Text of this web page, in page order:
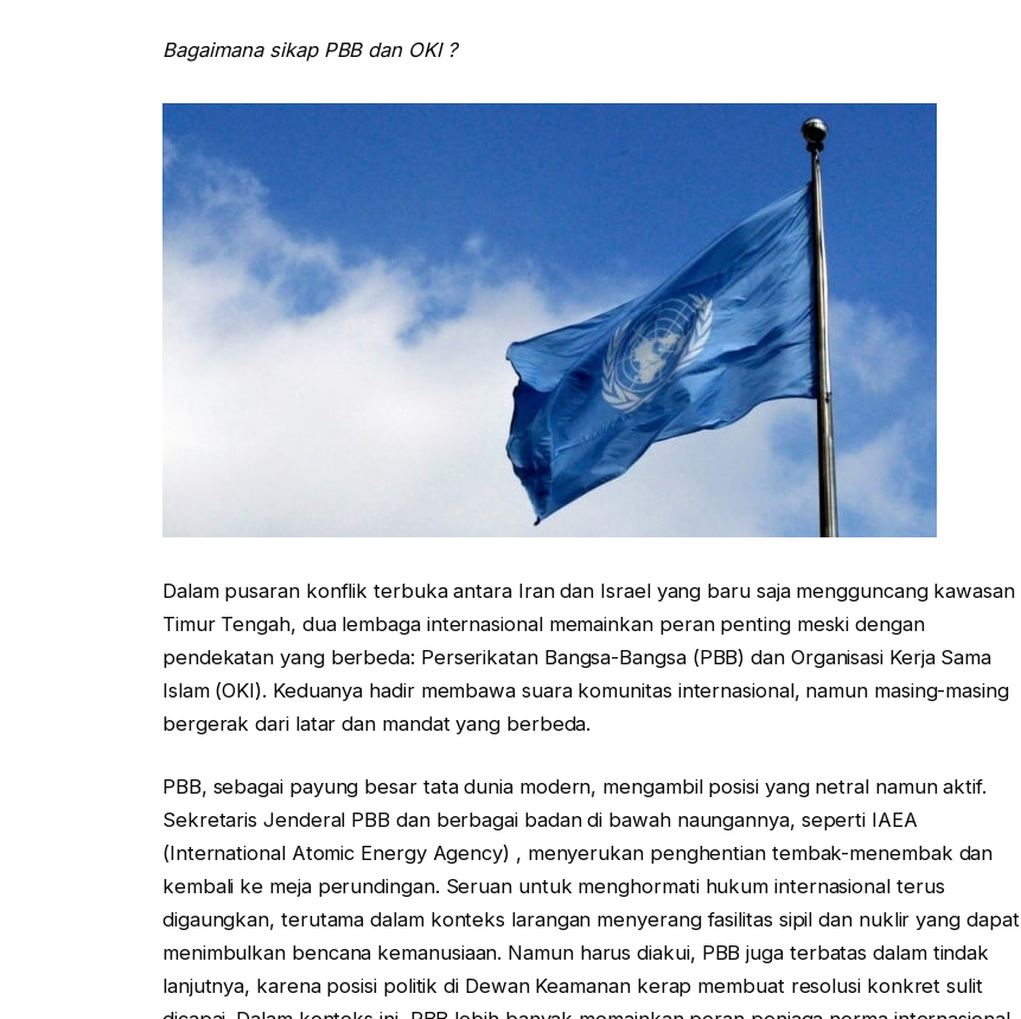
Bagaimana sikap PBB dan OKI ?
Dalam pusaran konflik terbuka antara Iran dan Israel yang baru saja mengguncang kawasan
Timur Tengah, dua lembaga internasional memainkan peran penting meski dengan
pendekatan yang berbeda: Perserikatan Bangsa-Bangsa (PBB) dan Organisasi Kerja Sama
Islam (OKI). Keduanya hadir membawa suara komunitas internasional, namun masing-masing
bergerak dari latar dan mandat yang berbeda.
PBB, sebagai payung besar tata dunia modern, mengambil posisi yang netral namun aktif.
Sekretaris Jenderal PBB dan berbagai badan di bawah naungannya, seperti IAEA
(International Atomic Energy Agency) , menyerukan penghentian tembak-menembak dan
kembali ke meja perundingan. Seruan untuk menghormati hukum internasional terus
digaungkan, terutama dalam konteks larangan menyerang fasilitas sipil dan nuklir yang dapat
menimbulkan bencana kemanusiaan. Namun harus diakui, PBB juga terbatas dalam tindak
lanjutnya, karena posisi politik di Dewan Keamanan kerap membuat resolusi konkret sulit